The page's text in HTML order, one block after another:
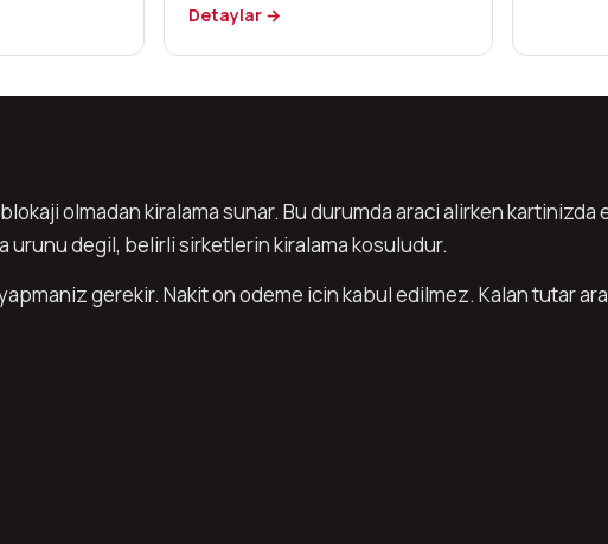
Detaylar →
olmadan kiralama sunar. Bu durumda araci alirken kartinizda
degil, belirli sirketlerin kiralama kosuludur.
gerekir. Nakit on odeme icin kabul edilmez. Kalan tutar